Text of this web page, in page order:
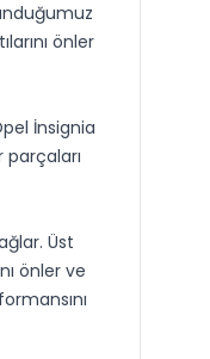
önler
İnsignia
parçaları
Üst
önler ve